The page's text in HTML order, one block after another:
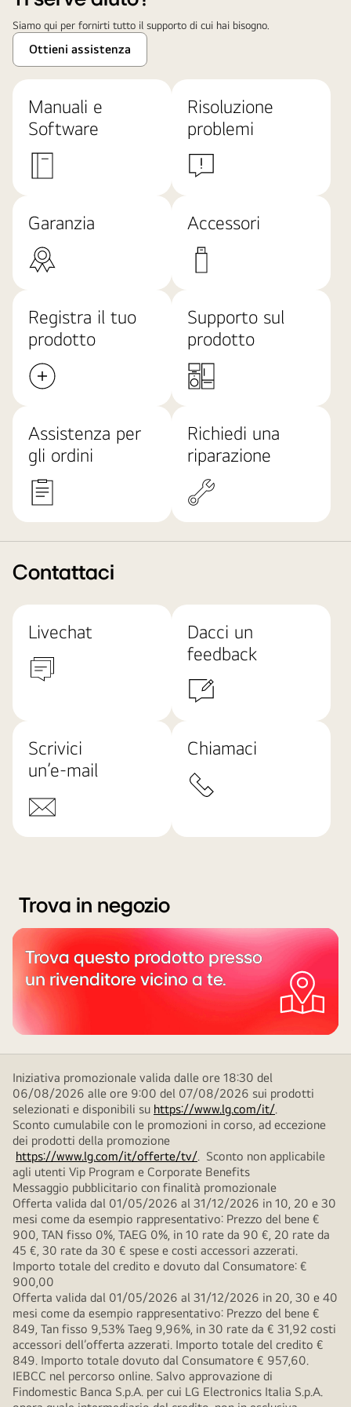
Siamo qui per fornirti tutto il supporto di cui hai bisogno.
Ottieni assistenza
Manuali e
Software
Risoluzione
problemi
Garanzia Accessori
Registra il tuo
prodotto
Supporto sul
prodotto
Assistenza per
gli ordini
Richiedi una
riparazione
Contattaci
Livechat
Dacci un
feedback
Scrivici
un’e-mail
Chiamaci
Trova in negozio
Trova questo prodotto presso
un rivenditore vicino a te.
Iniziativa promozionale valida dalle ore 18:30 del
06/08/2026 alle ore 9:00 del 07/08/2026 sui prodotti
selezionati e disponibili su https://www.lg.com/it/.
Sconto cumulabile con le promozioni in corso, ad eccezione
dei prodotti della promozione
https://www.lg.com/it/offerte/tv/. Sconto non applicabile
agli utenti Vip Program e Corporate Benefits
Messaggio pubblicitario con finalità promozionale
Offerta valida dal 01/05/2026 al 31/12/2026 in 10, 20 e 30
mesi come da esempio rappresentativo: Prezzo del bene €
900, TAN fisso 0%, TAEG 0%, in 10 rate da 90 €, 20 rate da
45 €, 30 rate da 30 € spese e costi accessori azzerati.
Importo totale del credito e dovuto dal Consumatore: €
900,00
Offerta valida dal 01/05/2026 al 31/12/2026 in 20, 30 e 40
mesi come da esempio rappresentativo: Prezzo del bene €
849, Tan fisso 9,53% Taeg 9,96%, in 30 rate da € 31,92 costi
accessori dell’offerta azzerati. Importo totale del credito €
849. Importo totale dovuto dal Consumatore € 957,60.
IEBCC nel percorso online. Salvo approvazione di
Findomestic Banca S.p.A. per cui LG Electronics Italia S.p.A.